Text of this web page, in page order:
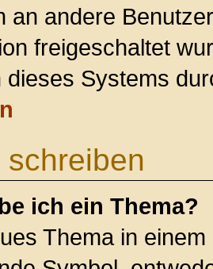
an andere
freigeschaltet
dieses Systems
schreiben
ich ein Thema?
Thema in